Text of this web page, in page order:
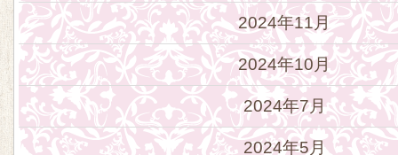
2024年11月
2024年10月
2024年7月
2024年5月